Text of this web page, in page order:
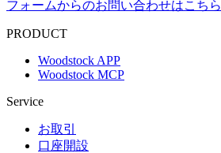
フォームからのお問い合わせはこちら
PRODUCT
Woodstock APP
Woodstock MCP
Service
お取引
口座開設